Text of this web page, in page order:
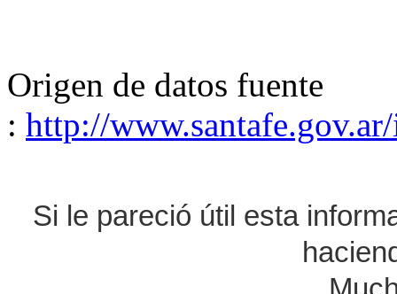
Origen de datos fuente
: http://
Si le pareció útil esta